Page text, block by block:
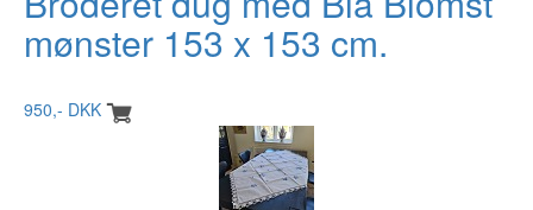
mønster 153 x 153 cm.
950,- DKK